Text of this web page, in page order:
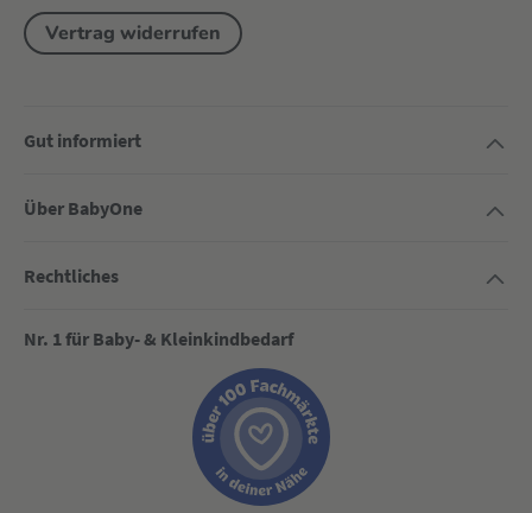
Vertrag widerrufen
Gut informiert
Über BabyOne
Rechtliches
Nr. 1 für Baby- & Kleinkindbedarf